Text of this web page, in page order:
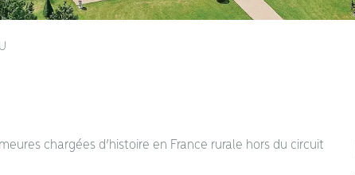
chargées d’histoire en France rurale hors du circuit